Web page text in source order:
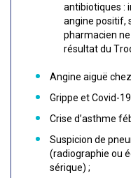
antibiotiques :
angine positif,
pharmacien
résultat du
Angine aiguë
Grippe et Covid-19
Crise d’asthme
Suspicion de
(radiographie ou
sérique) ;